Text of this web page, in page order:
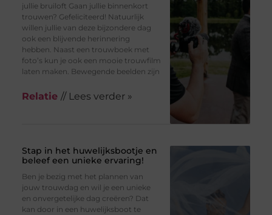
jullie bruiloft Gaan jullie binnenkort
trouwen? Gefeliciteerd! Natuurlijk
willen jullie van deze bijzondere dag
ook een blijvende herinnering
hebben. Naast een trouwboek met
foto’s kun je ook een mooie trouwfilm
laten maken. Bewegende beelden zijn
Relatie // Lees verder »
Stap in het huwelijksbootje en
beleef een unieke ervaring!
Ben je bezig met het plannen van
jouw trouwdag en wil je een unieke
en onvergetelijke dag creëren? Dat
kan door in een huwelijksboot te